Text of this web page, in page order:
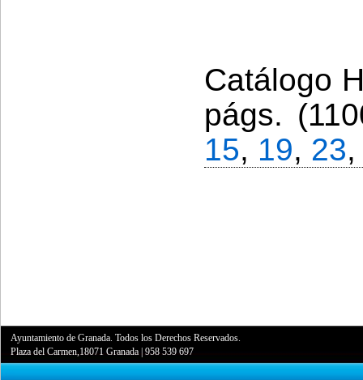
Catálogo
págs.
15, 19, 23
Ayuntamiento de Granada. Todos los Derechos Reservados.
Plaza del Carmen,18071 Granada |958 539 697